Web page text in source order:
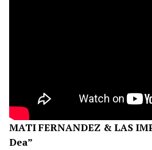
MATI FERNANDEZ & LAS
Dea”